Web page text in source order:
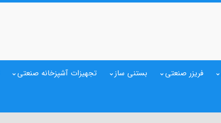
فریزر صنعتی بستنی ساز تجهیزات آشپزخانه صنعتی